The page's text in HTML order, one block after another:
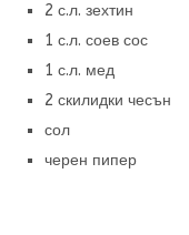
2 с.л. зехтин
1 с.л. соев сос
1 с.л. мед
2 скилидки чесън
сол
черен пипер